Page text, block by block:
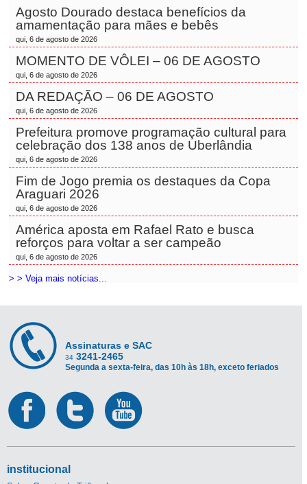
Agosto Dourado destaca benefícios da
amamentação para mães e bebês
qui, 6 de agosto de 2026
MOMENTO DE VÔLEI – 06 DE AGOSTO
qui, 6 de agosto de 2026
DA REDAÇÃO – 06 DE AGOSTO
qui, 6 de agosto de 2026
Prefeitura promove programação cultural para
celebração dos 138 anos de Uberlândia
qui, 6 de agosto de 2026
Fim de Jogo premia os destaques da Copa
Araguari 2026
qui, 6 de agosto de 2026
América aposta em Rafael Rato e busca
reforços para voltar a ser campeão
qui, 6 de agosto de 2026
> > Veja mais notícias...
Assinaturas e SAC
34 3241-2465
Segunda a sexta-feira, das 10h às 18h, exceto feriados
institucional